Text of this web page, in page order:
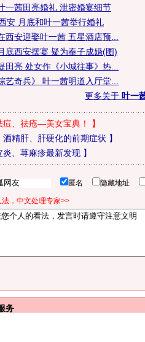
一茜田亮婚礼 泄密婚宴细节
安 月底和叶一茜举行婚礼
西安迎娶叶一茜 五星酒店预...
底西安摆宴 疑为奉子成婚(图)
田亮 处女作《小城往事》热...
艺奇兵》 叶一茜明道入厅堂...
更多关于 叶一
痘、祛疮—美女宝典！ 】
酒精肝、肝硬化的前期症状 】
炎、荨麻疹最新发现】
匿名 隐藏地址
，中文处理专家>>
务